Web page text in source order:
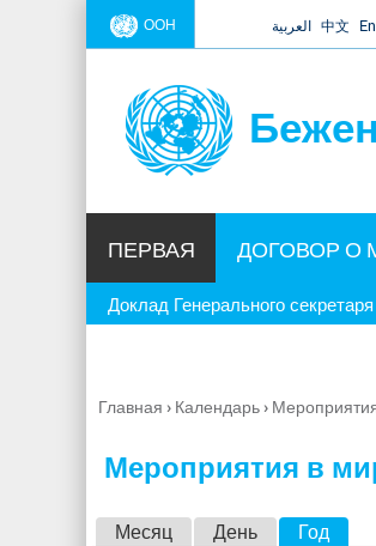
ООН العربية 中文
ПЕРВАЯ ДОГОВОР О
Доклад Генерального секретаря
Вы
Главная › Календарь›
Мероприятия в
Месяц День Год